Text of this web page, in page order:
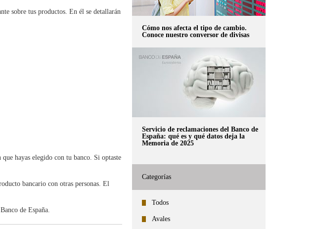
sobre tus productos. En él se detallarán
que hayas elegido con tu banco. Si optaste
bancario con otras personas. El
de España.
Cómo nos afecta el tipo de cambio.
Conoce nuestro conversor de divisas
Servicio de reclamaciones del Banco de
España: qué es y qué datos deja la
Memoria de 2025
Categorías
Todos
Avales